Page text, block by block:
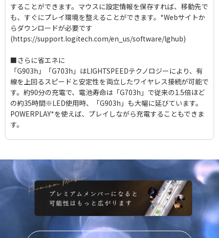
することができます。マウスに設定情報を保存すれば、移動先で
も、すぐにプレイ環境を整えることができます。*Webサイトか
らダウンロードが必要です
(https://support.logitech.com/en_us/software/lghub)
■さらに省エネに
「G903h」「G703h」はLIGHTSPEEDテクノロジーにより、有
線を上回るスピードと安定性を両立したワイヤレス接続が可能で
す。約90分の充電で、電池寿命は「G703h」で従来の1.5倍ほど
の約35時間※LED使用時、「G903h」も大幅に延びています。
POWERPLAY*を使えば、プレイしながら充電することもできま
す。